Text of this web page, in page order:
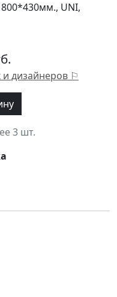
UNI,
и дизайнеров ⚐
3 шт.